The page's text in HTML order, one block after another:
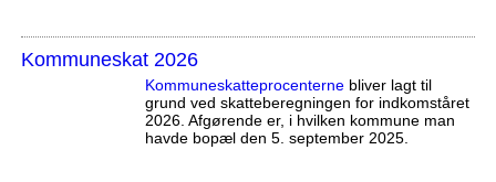
Kommuneskat 2026
Kommuneskatte­procenternebliver lagt til
grund ved skatteberegningen for indkomståret
2026. Afgørende er, i hvilken kommune man
havde bopæl den 5. september 2025.